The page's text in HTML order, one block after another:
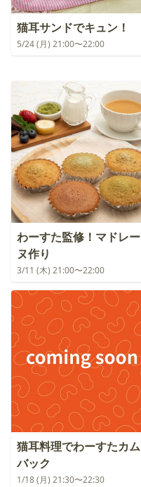
猫耳サンドでキュン！
5/24 (月) 21:00〜22:00
わーすた監修！マドレー
ヌ作り
3/11 (木) 21:00〜22:00
猫耳料理でわーすたカム
バック
1/18 (月) 21:30〜22:30